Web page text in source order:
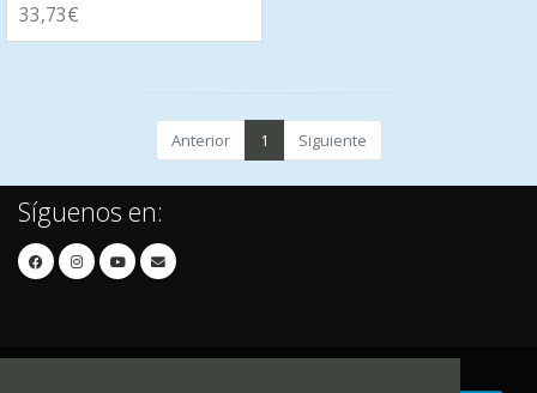
33,73€
Anterior 1 Siguiente
Síguenos en: